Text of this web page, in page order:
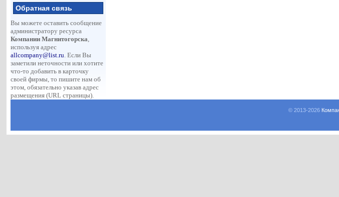
Обратная связь
Вы можете оставить сообщение
администратору ресурса
Компании Магнитогорска,
используя адрес
allcompany@list.ru. Если Вы
заметили неточности или хотите
что-то добавить в карточку
своей фирмы, то пишите нам об
этом, обязательно указав адрес
размещения (URL страницы).
© 2013-2026